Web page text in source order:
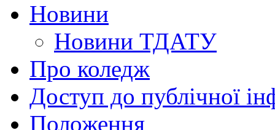
Новини
Новини ТДАТУ
Про коледж
Доступ до публічної
Положення